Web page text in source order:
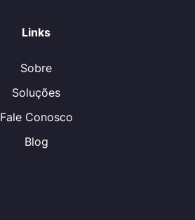
Links
Sobre
Soluções
Fale Conosco
Blog